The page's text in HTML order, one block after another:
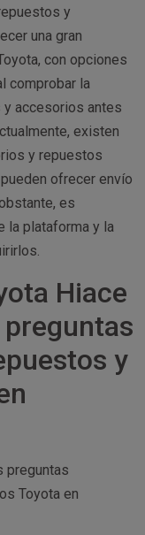
y
una gran
con opciones
comprobar la
accesorios antes
existen
y repuestos
ofrecer envío
es
la plataforma y la
Hiace
preguntas
y
preguntas
Toyota en